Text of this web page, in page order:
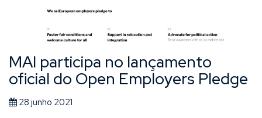
MAI participa no lançamento
oficial do Open Employers Pledge
28 junho 2021